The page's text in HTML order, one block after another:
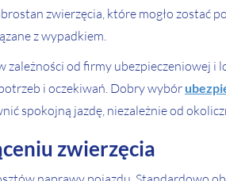
zwierzęcia, które mogło zostać
z wypadkiem.
od firmy ubezpieczeniowej
i oczekiwań. Dobry wybór
spokojną jazdę, niezależnie od
zwierzęcia